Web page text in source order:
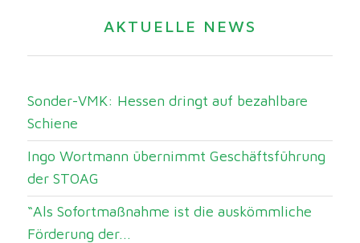
AKTUELLE NEWS
Sonder-VMK: Hessen dringt auf bezahlbare
Schiene
Ingo Wortmann übernimmt Geschäftsführung
der STOAG
“Als Sofortmaßnahme ist die auskömmliche
Förderung der...